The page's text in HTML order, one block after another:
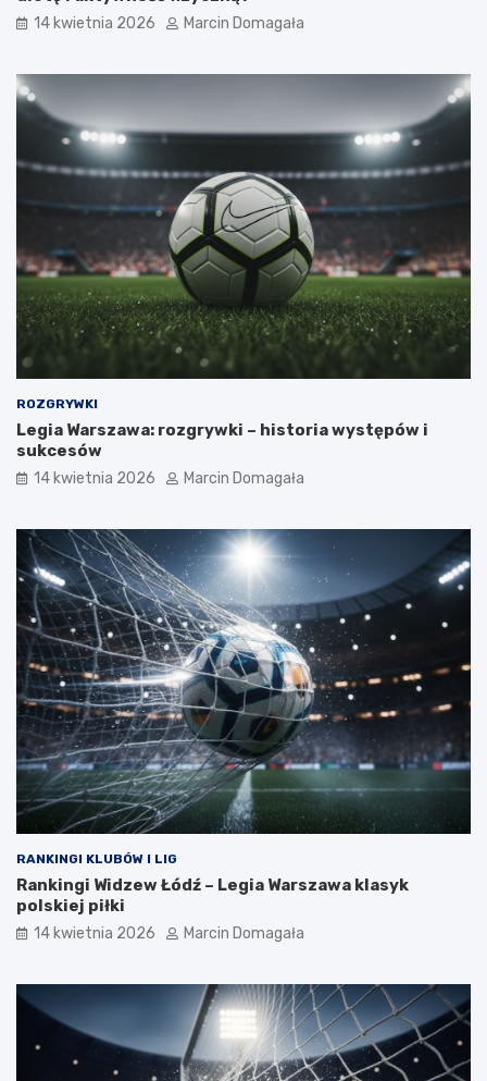
14 kwietnia 2026 Marcin Domagała
ROZGRYWKI
Legia Warszawa: rozgrywki – historia występów i
sukcesów
14 kwietnia 2026 Marcin Domagała
RANKINGI KLUBÓW I LIG
Rankingi Widzew Łódź – Legia Warszawa klasyk
polskiej piłki
14 kwietnia 2026 Marcin Domagała